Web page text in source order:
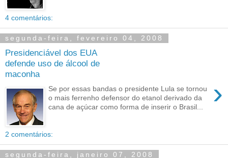
4 comentários:
segunda-feira, fevereiro 04, 2008
Presidenciável dos EUA
defende uso de álcool de
maconha
›
Se por essas bandas o presidente Lula se tornou
o mais ferrenho defensor do etanol derivado da
cana de açúcar como forma de inserir o Brasil...
2 comentários:
segunda-feira, janeiro 07, 2008